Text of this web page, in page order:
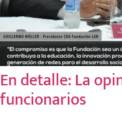
En detalle: La
funcionarios